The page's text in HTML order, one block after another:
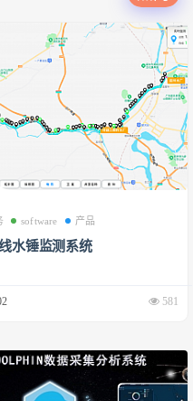
software 产品
水锤监测系统
581